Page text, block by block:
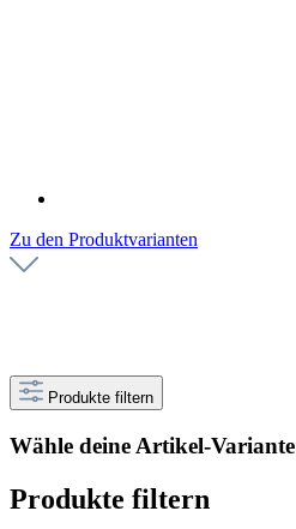
Zu den Produktvarianten
Produkte filtern
Wähle deine Artikel-Variante
Produkte filtern